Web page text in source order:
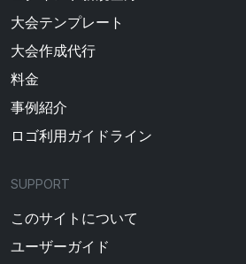
大会テンプレート
大会作成代行
料金
事例紹介
ロゴ利用ガイドライン
SUPPORT
このサイトについて
ユーザーガイド